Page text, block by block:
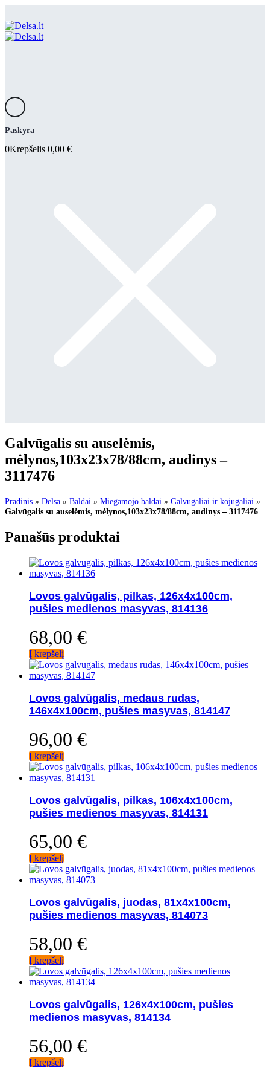
Paskyra
0Krepšelis 0,00 €
Galvūgalis su auselėmis,
mėlynos,103x23x78/88cm, audinys –
3117476
Pradinis » Delsa » Baldai » Miegamojo baldai » Galvūgaliai ir kojūgaliai »
Galvūgalis su auselėmis, mėlynos,103x23x78/88cm, audinys – 3117476
Panašūs produktai
Lovos galvūgalis, pilkas, 126x4x100cm,
pušies medienos masyvas, 814136
68,00 €
Į krepšelį
Lovos galvūgalis, medaus rudas,
146x4x100cm, pušies masyvas, 814147
96,00 €
Į krepšelį
Lovos galvūgalis, pilkas, 106x4x100cm,
pušies medienos masyvas, 814131
65,00 €
Į krepšelį
Lovos galvūgalis, juodas, 81x4x100cm,
pušies medienos masyvas, 814073
58,00 €
Į krepšelį
Lovos galvūgalis, 126x4x100cm, pušies
medienos masyvas, 814134
56,00 €
Į krepšelį